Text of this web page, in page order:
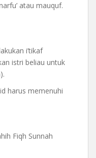
atau mauquf.
i’tikaf
istri beliau untuk
harus memenuhi
Fiqh Sunnah